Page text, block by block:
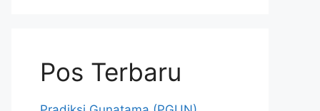
Pos Terbaru